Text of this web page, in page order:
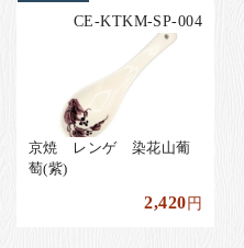
CE-KTKM-SP-004
京焼 レンゲ 染花山葡
萄(紫)
2,420円